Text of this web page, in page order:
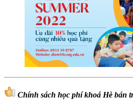
Chính sách học phí khoá Hè bán